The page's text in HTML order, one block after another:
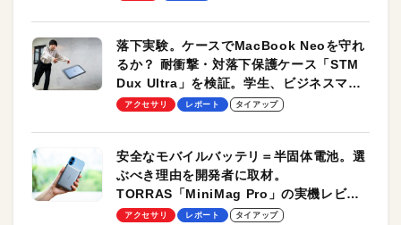
落下実験。ケースでMacBook Neoを守れ
るか？ 耐衝撃・対落下保護ケース「STM
Dux Ultra」を検証。学生、ビジネスマン
のモバイルユースに最適！
アクセサリ レポート タイアップ
安全なモバイルバッテリ＝半固体電池。選
ぶべき理由を開発者に取材。
TORRAS「MiniMag Pro」の実機レビュ
ーも
アクセサリ レポート タイアップ